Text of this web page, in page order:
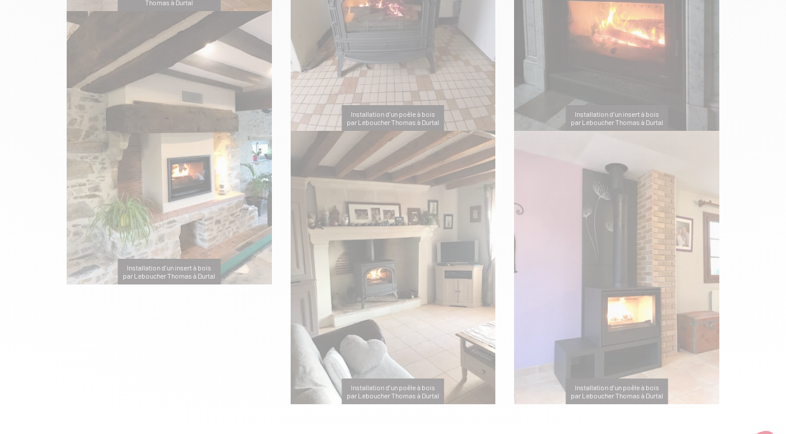
Thomas à Durtal
Installation d'un insert à bois
par Leboucher Thomas à Durtal
Installation d'un poêle à bois
par Leboucher Thomas à Durtal
Installation d'un poêle à bois
par Leboucher Thomas à Durtal
Installation d'un insert à bois
par Leboucher Thomas à Durtal
Installation d'un poêle à bois
par Leboucher Thomas à Durtal